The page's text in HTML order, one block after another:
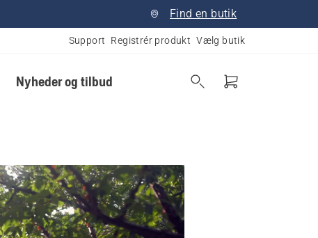
Find en butik
Support Registrér produkt Vælg butik
Nyheder og tilbud